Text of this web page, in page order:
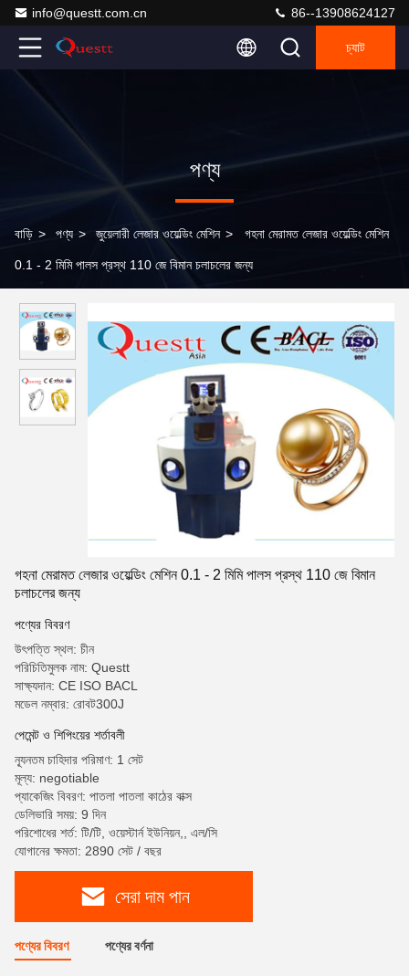
info@questt.com.cn 86--13908624127
চ্যাট
পণ্য
বাড়ি > পণ্য > জুয়েলারী লেজার ওয়েল্ডিং মেশিন > গহনা মেরামত লেজার ওয়েল্ডিং মেশিন
0.1 - 2 মিমি পালস প্রস্থ 110 জে বিমান চলাচলের জন্য
গহনা মেরামত লেজার ওয়েল্ডিং মেশিন 0.1 - 2 মিমি পালস প্রস্থ 110 জে বিমান
চলাচলের জন্য
পণ্যের বিবরণ
উৎপত্তি স্থল: চীন
পরিচিতিমুলক নাম: Questt
সাক্ষ্যদান: CE ISO BACL
মডেল নম্বার: রোবট300J
পেমেন্ট ও শিপিংয়ের শর্তাবলী
ন্যূনতম চাহিদার পরিমাণ: 1 সেট
মূল্য: negotiable
প্যাকেজিং বিবরণ: পাতলা পাতলা কাঠের বাক্স
ডেলিভারি সময়: 9 দিন
পরিশোধের শর্ত: টি/টি, ওয়েস্টার্ন ইউনিয়ন,, এল/সি
যোগানের ক্ষমতা: 2890 সেট / বছর
সেরা দাম পান
পণ্যের বিবরণ পণ্যের বর্ণনা